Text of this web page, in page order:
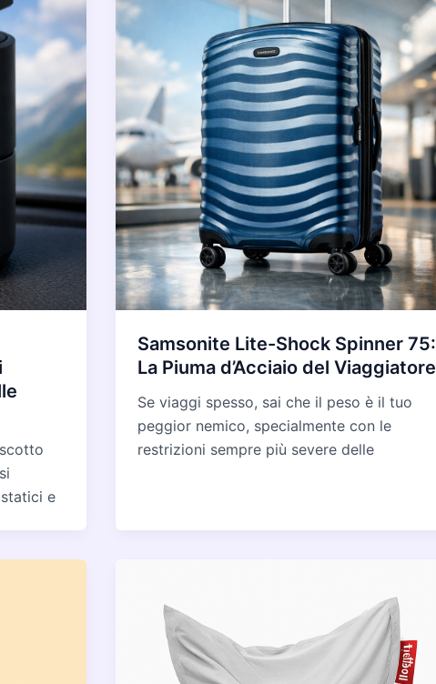
e
Samsonite Lite-Shock Spinner 75:
La Piuma d’Acciaio del Viaggiatore
Se viaggi spesso, sai che il peso è il tuo
peggior nemico, specialmente con le
restrizioni sempre più severe delle